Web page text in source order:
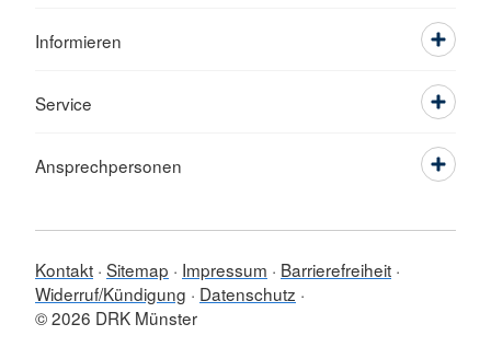
Informieren
Service
Ansprechpersonen
Kontakt Sitemap Impressum
Barrierefreiheit
Widerruf/Kündigung
Datenschutz
© 2026 DRK Münster